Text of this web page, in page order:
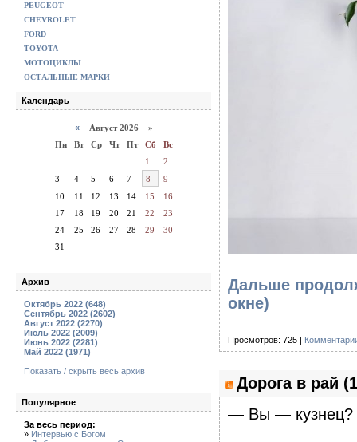
PEUGEOT
CHEVROLET
FORD
TOYOTA
МОТОЦИКЛЫ
ОСТАЛЬНЫЕ МАРКИ
Календарь
« Август 2026 »
Пн
Вт Ср Чт Пт Сб
Вс
1
2
3
4 5 6 7 8
9
10
11 12 13 14 15
16
17
18 19 20 21 22
23
24
25 26 27 28 29
30
31
Архив
Октябрь 2022 (648)
Сентябрь 2022 (2602)
Август 2022 (2270)
Июль 2022 (2009)
Июнь 2022 (2281)
Май 2022 (1971)
Показать / скрыть весь архив
Популярное
За весь период:
» Интервью с Богом
Дальше
окне)
Просмотров: 725 |
Дорога в рай
— Вы — кузнец?